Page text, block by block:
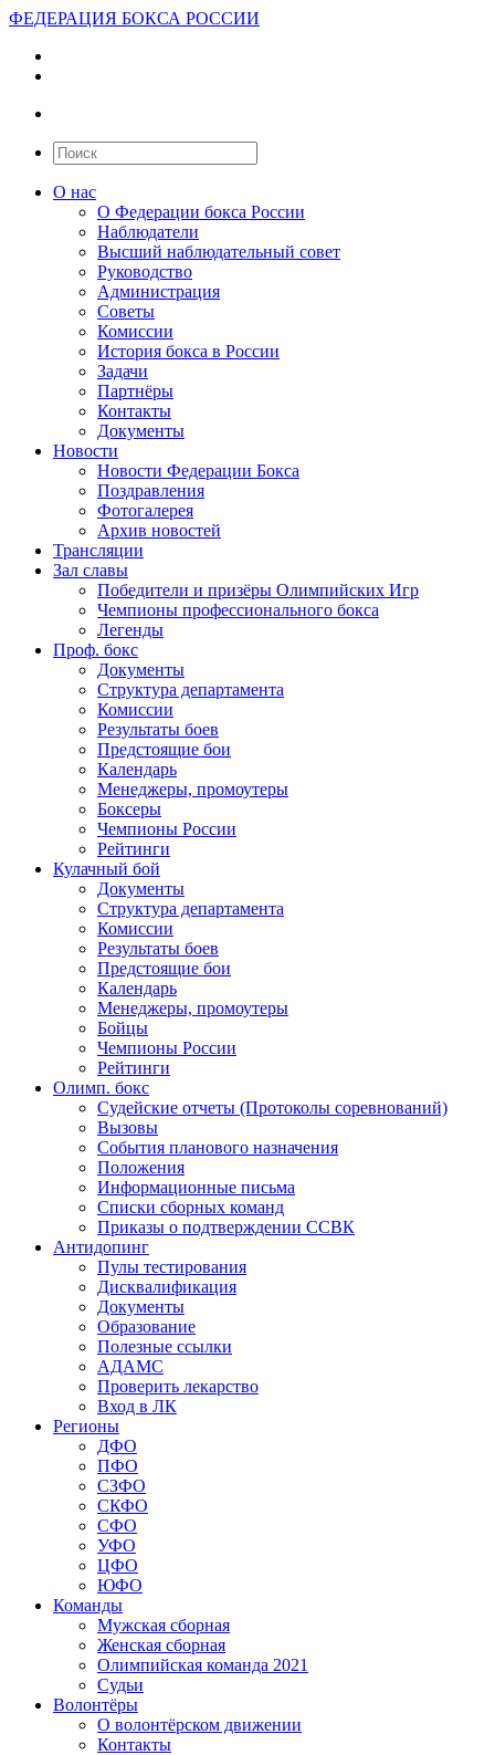
ФЕДЕРАЦИЯ БОКСА РОССИИ
О нас
О Федерации бокса России
Наблюдатели
Высший наблюдательный совет
Руководство
Администрация
Советы
Комиссии
История бокса в России
Задачи
Партнёры
Контакты
Документы
Новости
Новости Федерации Бокса
Поздравления
Фотогалерея
Архив новостей
Трансляции
Зал славы
Победители и призёры Олимпийских Игр
Чемпионы профессионального бокса
Легенды
Проф. бокс
Документы
Структура департамента
Комиссии
Результаты боев
Предстоящие бои
Календарь
Менеджеры, промоутеры
Боксеры
Чемпионы России
Рейтинги
Кулачный бой
Документы
Структура департамента
Комиссии
Результаты боев
Предстоящие бои
Календарь
Менеджеры, промоутеры
Бойцы
Чемпионы России
Рейтинги
Олимп. бокс
Судейские отчеты (Протоколы соревнований)
Вызовы
События планового назначения
Положения
Информационные письма
Списки сборных команд
Приказы о подтверждении ССВК
Антидопинг
Пулы тестирования
Дисквалификация
Документы
Образование
Полезные ссылки
АДАМС
Проверить лекарство
Вход в ЛК
Регионы
ДФО
ПФО
СЗФО
СКФО
СФО
УФО
ЦФО
ЮФО
Команды
Мужская сборная
Женская сборная
Олимпийская команда 2021
Судьи
Волонтёры
О волонтёрском движении
Контакты